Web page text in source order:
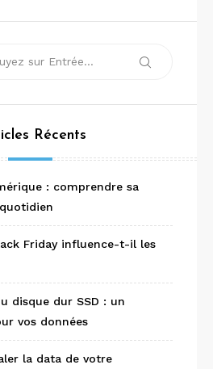
Récents
: comprendre sa
Friday influence-t-il les
disque dur SSD : un
vos données
la data de votre